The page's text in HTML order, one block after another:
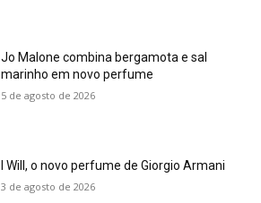
Jo Malone combina bergamota e sal
marinho em novo perfume
5 de agosto de 2026
I Will, o novo perfume de Giorgio Armani
3 de agosto de 2026